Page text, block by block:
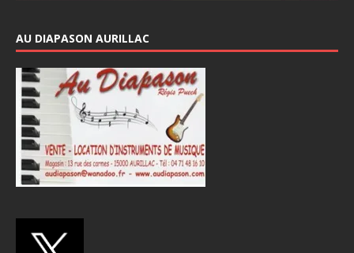
AU DIAPASON AURILLAC